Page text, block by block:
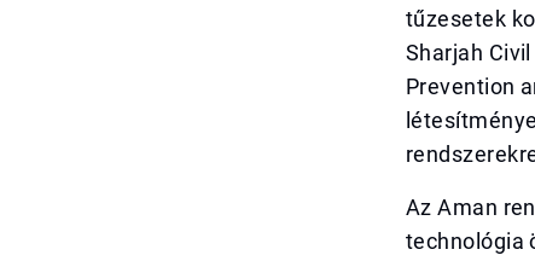
tűzesetek
Sharjah
Prevention
Az Aman
technológia